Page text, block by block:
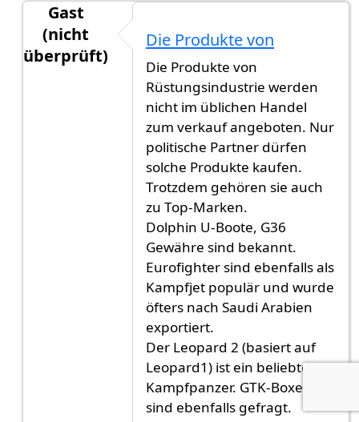
Gast
(nicht
überprüft)
Deutsche militärische Marken
Die Produkte von
Die Produkte von
Rüstungsindustrie werden
nicht im üblichen Handel
zum verkauf angeboten. Nur
politische Partner dürfen
solche Produkte kaufen.
Trotzdem gehören sie auch
zu Top-Marken.
Dolphin U-Boote, G36
Gewähre sind bekannt.
Eurofighter sind ebenfalls als
Kampfjet populär und wurde
öfters nach Saudi Arabien
exportiert.
Der Leopard 2 (basiert auf
Leopard1) ist ein beliebtes
Kampfpanzer. GTK-Boxer
sind ebenfalls gefragt.